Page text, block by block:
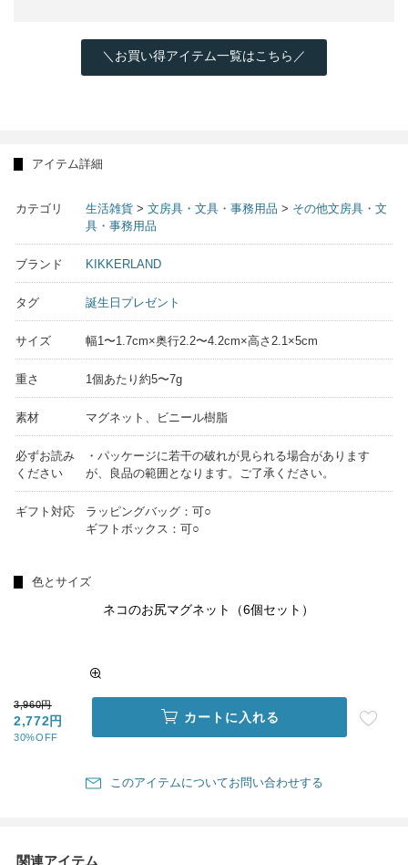
＼お買い得アイテム一覧はこちら／
アイテム詳細
カテゴリ 生活雑貨 > 文房具・文具・事務用品 > その他文房具・文
具・事務用品
ブランド KIKKERLAND
タグ 誕生日プレゼント
サイズ 幅1〜1.7cm×奥行2.2〜4.2cm×高さ2.1×5cm
重さ 1個あたり約5〜7g
素材 マグネット、ビニール樹脂
必ずお読み
ください
・パッケージに若干の破れが見られる場合があります
が、良品の範囲となります。ご了承ください。
ギフト対応
ラッピングバッグ：可○
ギフトボックス：可○
色とサイズ
ネコのお尻マグネット（6個セット）
3,960円
2,772円
30%OFF
カートに入れる
このアイテムについてお問い合わせする
関連アイテム